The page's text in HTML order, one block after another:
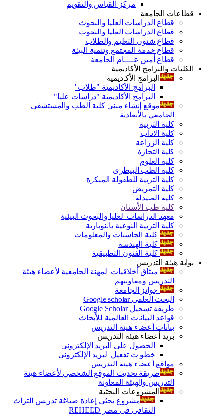
مركز القياس والتقويم
قطاعات الجامعة
قطاع الدراسات العليا والبحوث
قطاع الدراسات العليا والبحوث
قطاع شئون التعليم والطلاب
قطاع خدمة المجتمع وتنمية البيئة
قطاع أمين عــــام الجامعة
الكليات والبرامج الأكاديمية
البرامج الأكاديمية
البرامج الأكاديمية "طلاب"
البرامج الأكاديمية "دراسات عليا"
موقع إنشاء مبنى كلية الطب والمستشفى
الجامعي بالأبعادية
كلية التربية
كلية الاداب
كلية الزراعة
كلية التجارة
كلية العلوم
كلية الطب البيطرى
كلية التربية للطفولة المبكرة
كلية التمريض
كلية الصيدلة
كلية طب الأسنان
معهد الدراسات العليا والبحوث البيئية
كلية التربية النوعية بالنوبارية
كلية الحاسبات والمعلومات
كلية الهندسة
كلية الفنون التطبيقية
بوابة هيئة التدريس
ميثاق أخلاقيات المهنة الجامعية لأعضاء هيئة
التدريس ومعاونيهم
جوائز الجامعة
البحث العلمى Google scholar
طريقة تسجيل Google Scholar
قواعد البيانات العالمية للأبحاث
بيانات أعضاء هيئة التدريس
بريد أعضاء هيئة التدريس
الحصول على البريد الإلكترونى
خطوات تفعيل البريد الإلكترونى
مواقع أعضاء هيئة التدريس
طريقة تحديث الموقع الشخصي لأعضاء هيئة
التدريس والهيئة المعاونة
المشروعات البحثية
مشروع بحثى إعادة صياغة تدريس التراث
الثقافى فى مصر REHEED